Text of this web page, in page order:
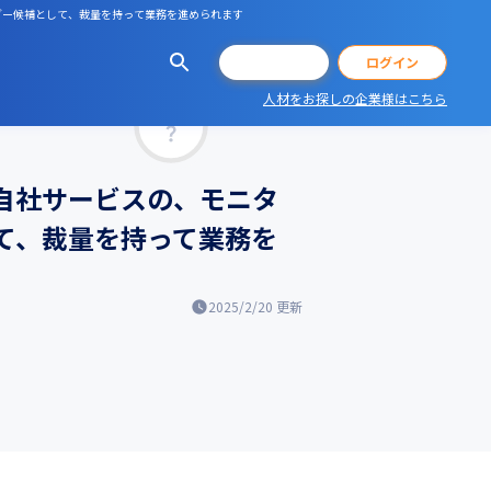
候補として、裁量を持って業務を進められます
ログイン
人材をお探しの企業様はこちら
社サービスの、モニタ
、裁量を持って業務を
2025/2/20 更新